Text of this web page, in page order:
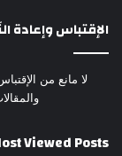
الإقتباس وإعادة
لا مانع من
Viewed Posts